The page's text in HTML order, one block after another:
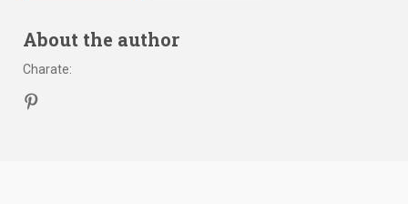
About the author
Charate: